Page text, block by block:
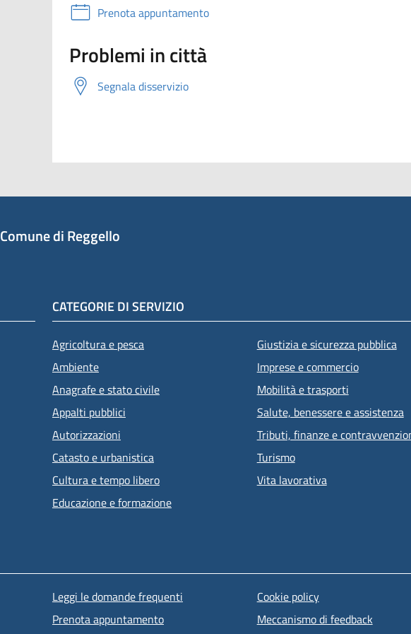
Prenota appuntamento
Problemi in città
Segnala disservizio
Comune di Reggello
CATEGORIE DI SERVIZIO
Agricoltura e pesca
Ambiente
Anagrafe e stato civile
Appalti pubblici
Autorizzazioni
Catasto e urbanistica
Cultura e tempo libero
Educazione e formazione
Giustizia e sicurezza pubblica
Imprese e commercio
Mobilità e trasporti
Salute, benessere e assistenza
Tributi, finanze e
Turismo
Vita lavorativa
Menu piè di pagina
Leggi le domande frequenti
Prenota appuntamento
Cookie policy
Meccanismo di feedback